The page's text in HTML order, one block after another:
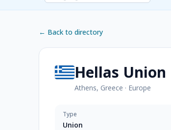
← Back to directory
Hellas Union
Athens, Greece · Europe
Type
Union